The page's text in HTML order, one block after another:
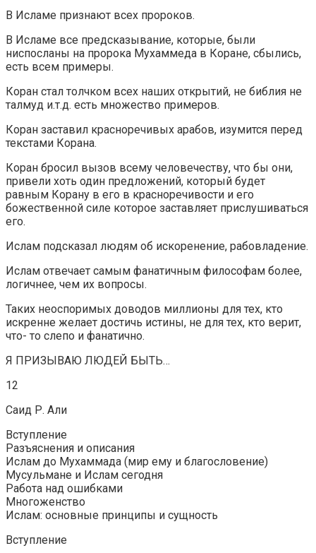
В Исламе признают всех пророков.
В Исламе все предсказывание, которые, были
ниспосланы на пророка Мухаммеда в Коране, сбылись,
есть всем примеры.
Коран стал толчком всех наших открытий, не библия не
талмуд и.т.д. есть множество примеров.
Коран заставил красноречивых арабов, изумится перед
текстами Корана.
Коран бросил вызов всему человечеству, что бы они,
привели хоть один предложений, который будет
равным Корану в его в красноречивости и его
божественной силе которое заставляет прислушиваться
его.
Ислам подсказал людям об искоренение, рабовладение.
Ислам отвечает самым фанатичным философам более,
логичнее, чем их вопросы.
Таких неоспоримых доводов миллионы для тех, кто
искренне желает достичь истины, не для тех, кто верит,
что- то слепо и фанатично.
Я ПРИЗЫВАЮ ЛЮДЕЙ БЫТЬ…
12
Саид Р. Али
Вступление
Разъяснения и описания
Ислам до Мухаммада (мир ему и благословение)
Мусульмане и Ислам сегодня
Работа над ошибками
Многоженство
Ислам: основные принципы и сущность
Вступление